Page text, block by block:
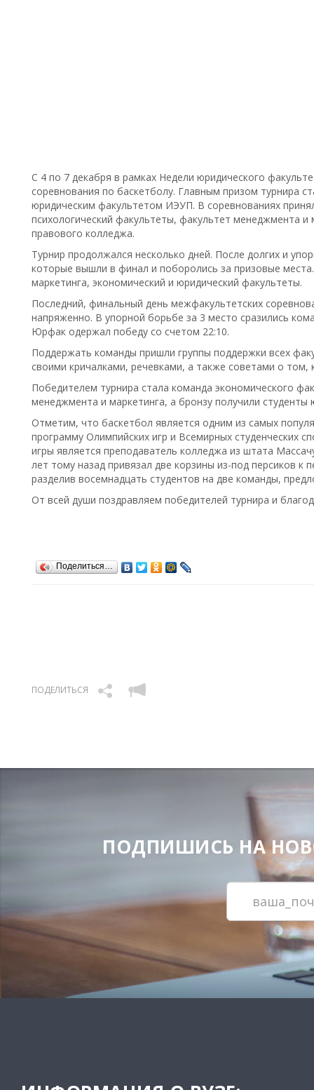
С 4 по 7 декабря в рамках Недели юридического
соревнования по баскетболу. Главным призом турнира
юридическим факультетом ИЭУП. В соревнованиях
психологический факультеты, факультет менеджмента
правового колледжа.
Турнир продолжался несколько дней. После долгих и
которые вышли в финал и поборолись за призовые
маркетинга, экономический и юридический факультеты.
Последний, финальный день межфакультетских
напряженно. В упорной борьбе за 3 место сразились
Юрфак одержал победу со счетом 22:10.
Поддержать команды пришли группы поддержки всех
своими кричалками, речевками, а также советами о том,
Победителем турнира стала команда экономического
менеджмента и маркетинга, а бронзу получили студенты
Отметим, что баскетбол является одним из самых
программу Олимпийских игр и Всемирных студенческих
игры является преподаватель колледжа из штата
лет тому назад привязал две корзины из-под персиков к
разделив восемнадцать студентов на две команды,
От всей души поздравляем победителей турнира и
Поделиться…
ПОДЕЛИТЬСЯ
ПОДПИШИСЬ НА